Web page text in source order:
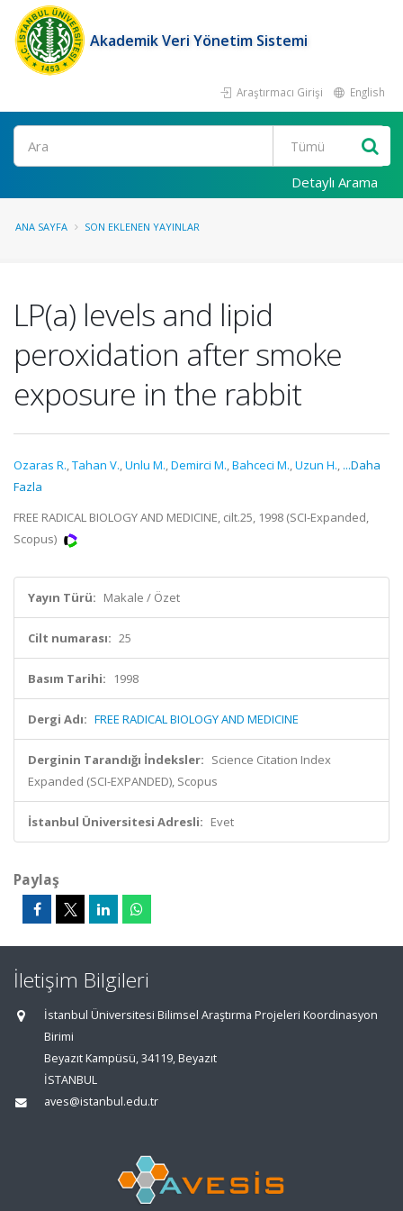
Akademik Veri Yönetim Sistemi
Araştırmacı Girişi English
Ara
Detaylı Arama
ANA SAYFA SON EKLENEN YAYINLAR
LP(a) levels and lipid
peroxidation after smoke
exposure in the rabbit
Ozaras R.,Tahan V.,Unlu M.,Demirci M.,Bahceci M.,Uzun H., ...Daha
Fazla
FREE RADICAL BIOLOGY AND MEDICINE, cilt.25, 1998 (SCI-Expanded,
Scopus)
Yayın Türü: Makale / Özet
Cilt numarası: 25
Basım Tarihi: 1998
Dergi Adı: FREE RADICAL BIOLOGY AND MEDICINE
Derginin Tarandığı İndeksler: Science Citation Index
Expanded (SCI-EXPANDED), Scopus
İstanbul Üniversitesi Adresli: Evet
Paylaş
İletişim Bilgileri
İstanbul Üniversitesi Bilimsel Araştırma Projeleri Koordinasyon
Birimi
Beyazıt Kampüsü, 34119, Beyazıt
İSTANBUL
aves@istanbul.edu.tr